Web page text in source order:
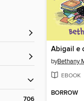
byBethany
EBOOK
BORROW